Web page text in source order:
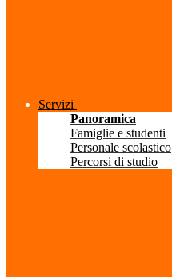
Servizi
Panoramica
Famiglie e studenti
Personale scolastico
Percorsi di studio